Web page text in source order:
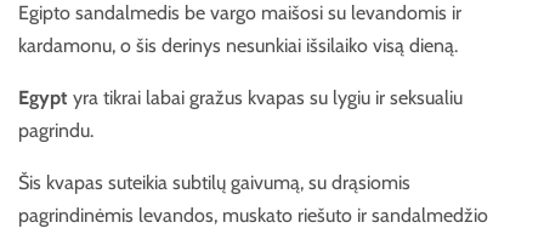
Egipto sandalmedis be vargo maišosi su levandomis ir
kardamonu, o šis derinys nesunkiai išsilaiko visą dieną.
Egypt yra tikrai labai gražus kvapas su lygiu ir seksualiu
pagrindu.
Šis kvapas suteikia subtilų gaivumą, su drąsiomis
pagrindinėmis levandos, muskato riešuto ir sandalmedžio